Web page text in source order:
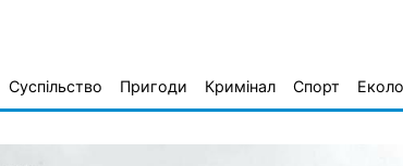
Суспільство Пригоди Кримінал Спорт